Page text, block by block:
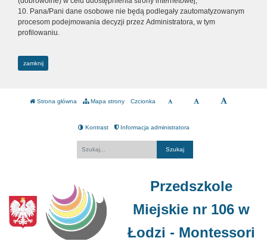
10. Pana/Pani dane osobowe nie będą podlegały zautomatyzowanym
procesom podejmowania decyzji przez Administratora, w tym
profilowaniu.
zamknij
Strona główna Mapa strony Czcionka
Kontrast Informacja administratora
Przedszkole
Miejskie nr 106 w
Łodzi - Montessori